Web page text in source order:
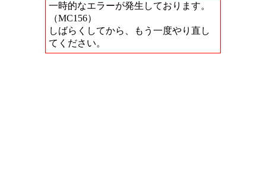
一時的なエラーが発生しております。
（MC156）
しばらくしてから、もう一度やり直し
てください。